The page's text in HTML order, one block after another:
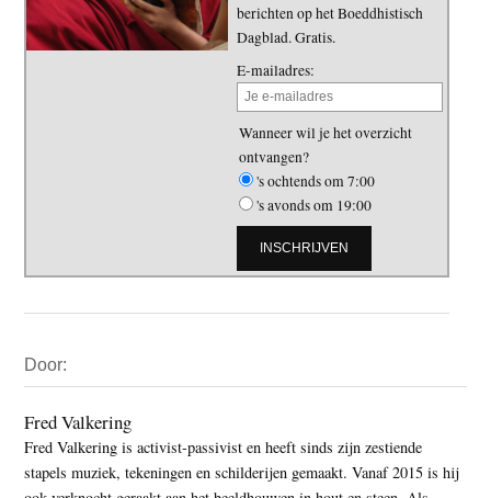
berichten op het Boeddhistisch
Dagblad. Gratis.
E-mailadres:
Wanneer wil je het overzicht
ontvangen?
's ochtends om 7:00
's avonds om 19:00
Sidebar
Door:
Fred Valkering
Fred Valkering is activist-passivist en heeft sinds zijn zestiende
stapels muziek, tekeningen en schilderijen gemaakt. Vanaf 2015 is hij